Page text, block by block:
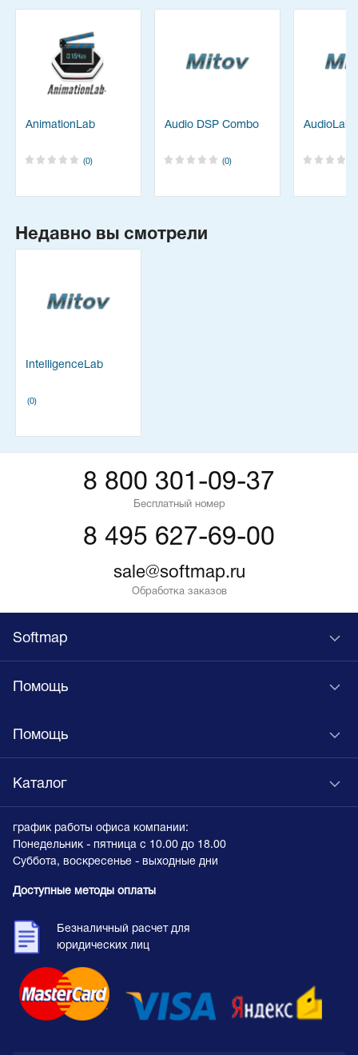
AnimationLab
(0)
Audio DSP Combo
(0)
AudioLab
Недавно вы смотрели
IntelligenceLab
(0)
8 800 301-09-37
Бесплатный номер
8 495 627-69-00
sale@softmap.ru
Обработка заказов
Softmap
Помощь
Помощь
Каталог
график работы офиса компании:
Понедельник - пятница с 10.00 до 18.00
Суббота, воскресенье - выходные дни
Доступные методы оплаты
Безналичный расчет для
юридических лиц